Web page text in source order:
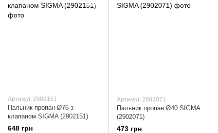
Артикул: 2902151
Пальник пропан Ø76 з
клапаном SIGMA (2902151)
648 грн
Артикул: 2902071
Пальник пропан Ø40 SIGMA
(2902071)
473 грн